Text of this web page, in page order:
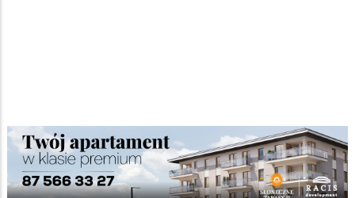
Ścieżka
nawigacyjna
Strona główna/Wiadomości/Sport
Wigry spadają na trzecie miejsce w tabeli
FacebookPinterestTumblr
0 Reddit Share